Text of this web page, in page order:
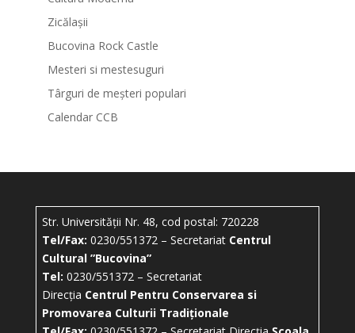
Zicălașii
Bucovina Rock Castle
Mesteri si mestesuguri
Târguri de meșteri populari
Calendar CCB
Str. Universității Nr. 48, cod postal: 720228
Tel/Fax: 0230/551372 – Secretariat Centrul
Cultural ”Bucovina”
Tel: 0230/551372 – Secretariat
Direcția Centrul Pentru Conservarea si
Promovarea Culturii Tradiționale